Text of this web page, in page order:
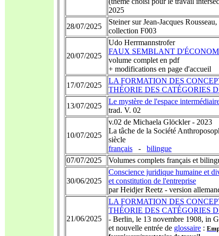
2025
28/07/2025
Steiner sur Jean-Jacques Rousseau,
collection F003
20/07/2025
Udo Herrmannstrofer
FAUX SEMBLANT
volume complet en pdf
+ modifications en page d'accueil
17/07/2025
LA FORMATION DES
THÉORIE DES CATÉGORIES
13/07/2025
Le mystère de l'espace
trad. V. 02
10/07/2025
v.02 de Michaela Glöckler - 2023
La tâche de la Société
siècle
français - bilingue
07/07/2025
Volumes complets français et
30/06/2025
Conscience juridique humaine et
et constitution de l'entreprise
par Heidjer Reetz - version
21/06/2025
LA FORMATION DES
THÉORIE DES CATÉGORIES
- Berlin, le 13 novembre 1908, in
et nouvelle entrée de glossaire :